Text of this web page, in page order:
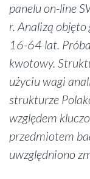
panelu on-line
r. Analizą
16-64 lat.
kwotowy.
użyciu wagi
strukturze
względem
przedmiotem
uwzględniono